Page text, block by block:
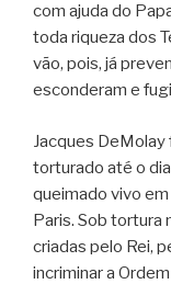
com ajuda do
toda riqueza dos
vão, pois, já
esconderam e
Jacques
torturado até o
queimado vivo
Paris. Sob tortura
criadas pelo Rei,
incriminar a